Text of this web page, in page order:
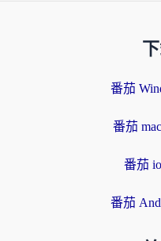
番茄
番茄
番茄
番茄